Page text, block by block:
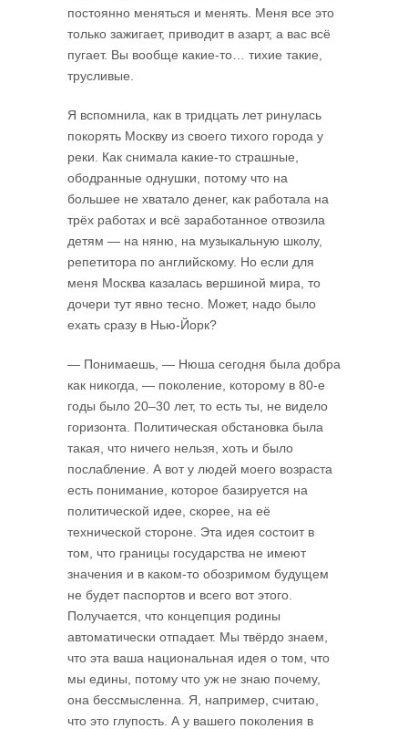
постоянно меняться и менять. Меня все это
только зажигает, приводит в азарт, а вас всё
пугает. Вы вообще какие-то… тихие такие,
трусливые.
Я вспомнила, как в тридцать лет ринулась
покорять Москву из своего тихого города у
реки. Как снимала какие-то страшные,
ободранные однушки, потому что на
большее не хватало денег, как работала на
трёх работах и всё заработанное отвозила
детям — на няню, на музыкальную школу,
репетитора по английскому. Но если для
меня Москва казалась вершиной мира, то
дочери тут явно тесно. Может, надо было
ехать сразу в Нью-Йорк?
— Понимаешь, — Нюша сегодня была добра
как никогда, — поколение, которому в 80-е
годы было 20–30 лет, то есть ты, не видело
горизонта. Политическая обстановка была
такая, что ничего нельзя, хоть и было
послабление. А вот у людей моего возраста
есть понимание, которое базируется на
политической идее, скорее, на её
технической стороне. Эта идея состоит в
том, что границы государства не имеют
значения и в каком-то обозримом будущем
не будет паспортов и всего вот этого.
Получается, что концепция родины
автоматически отпадает. Мы твёрдо знаем,
что эта ваша национальная идея о том, что
мы едины, потому что уж не знаю почему,
она бессмысленна. Я, например, считаю,
что это глупость. А у вашего поколения в